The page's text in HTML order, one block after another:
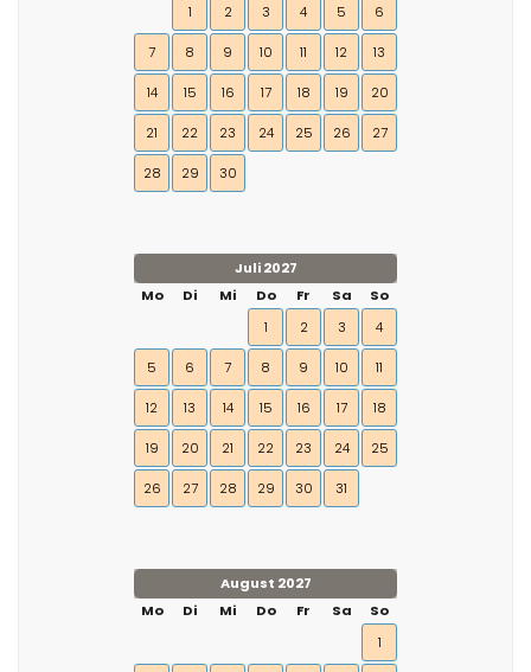
1
2 3 4 5 6
7 8 9 10 11 12 13
14 15 16 17 18 19 20
21 22 23 24 25 26 27
28 29 30
Juli 2027
Mo
Di Mi Do Fr Sa
So
1
2 3 4
5 6 7 8 9 10 11
12 13 14 15 16 17 18
19 20 21 22 23 24 25
26 27 28 29 30 31
August 2027
Mo
Di Mi Do Fr Sa
So
1